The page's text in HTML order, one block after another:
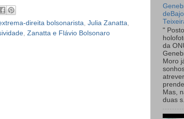
direita bolsonarista Julia Zanatta
Zanatta e Flávio Bolsonaro
"
da
Moro
Mas,
duas